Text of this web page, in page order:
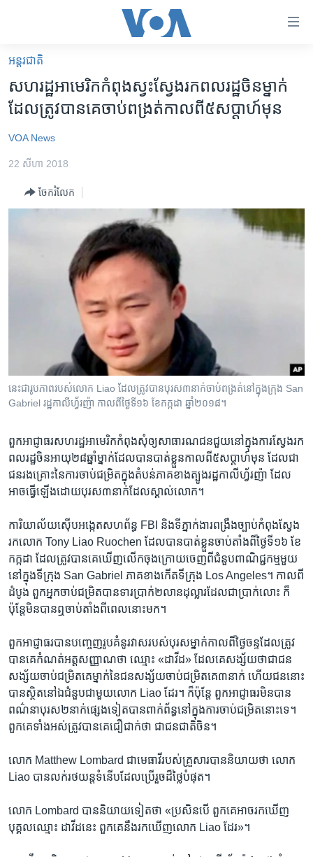
គេហទំព័រ​
ទាក់ទង
រំលង​
និង​
ទំព័រ​
ទៅ​
ស្វែង​
អន្តរជាតិ
កម្ពុជាច្នៃប្រតិដ្ឋ
ទូរទស្សន៍ / វីដេអូ​
វិទ្យុ / ផតខាសថ៍
Khmer English
បណ្តាញ​សង្គម
ភាសា
អន្តរជាតិ
សហរដ្ឋ​អាមេរិក​កំពុង​ស្វះស្វែង​រក​ពលរដ្ឋ​ចិន​ម្នាក់​
ដែល​ត្រូវ​បាន​គេ​ចាប់​ពង្រត់​កាល​​ពី​៥សប្តាហ៍​មុន
VOA News
22 សីហា 2018
ចែករំលែក
នេះ​ជា​រូបភាព​របស់​លោក Liao ដែល​ត្រូវ​បាន​បុរស​៣នាក់​ចាប់​ពង្រត់​នៅ​ក្នុង​ក្រុង San
Gabriel រដ្ឋ​កាលីហ្វ័រញ៉ា​ កាលពី​ថ្ងៃទី១៦ ខែកក្កដា ឆ្នាំ២០១៨។
ពួក​អាជ្ញា​ធរ​សហរដ្ឋ​អាមេរិក​កំពុង​សុំ​ឲ្យ​សាធារណ​ជន​ជួយ​នៅ​ក្នុង​ការស្វែងរក​
ពលរដ្ឋ​ចិន​អាយុ​២៨​ឆ្នាំ​ម្នាក់​ដែល​បាន​បាត់​ខ្លួន​កាល​ពី​៥​សប្តាហ៍​មុន ​ដែល​ជា​
ជន​រងគ្រោះ​នៃ​ការ​ចាប់​ជម្រិត​ក្នុង​តំបន់​ភាគ​ខាង​ត្បូង​រដ្ឋ​កាលីហ្វ័រញ៉ា ​ដែល​
អាច​ធ្វើ​ឡើង​ដោយ​បុរស​៣​នាក់​ដែល​ស្គាល់លោក។
​ការិយាល័យ​ស៊ើប​អង្កេត​សហព័ន្ធ FBI ​និង​ទីភ្នាក់​ងារ​ពង្រឹង​ច្បាប់​កំពុង​ស្វែង​
រក​លោក Tony Liao Ruochen ដែល​បានបាត់​ខ្លួន​ចាប់​តាំង​ពី​ថ្ងៃ​ទី១៦ ​ខែ​
កក្កដា ​ដែល​ត្រូវ​បាន​គេ​ឃើញ​លើក​ចុងក្រោយចេញ​ពី​ជំនួប​ពាណិជ្ជកម្ម​មួយ​
នៅ​ក្នុង​ទីក្រុង San Gabriel ​ភាគ​ខាងកើត​ទីក្រុង Los Angeles។ កាល​ពី​
ដំបូង ​ពួក​អ្នក​ចាប់​ជម្រិត​បាន​ទារ​ប្រាក់​២លាន​ដុល្លារដែល​ជាប្រាក់​លោះ ​ក៏
ប៉ុន្តែមិន​បាន​ឮ​ចាប់​តាំង​ពី​ពេល​នោះ​មក។
ពួក​អាជ្ញា​ធរ​បាន​បញ្ចេញ​រូប​គំនូរ​វាស​របស់​បុរស​ម្នាក់​កាល​ពី​ថ្ងៃ​ចន្ទ​ដែល​ត្រូវ​
បាន​គេ​កំណត់​អត្តសញ្ញាណ​ថា ឈ្មោះ «ដាវីដ» ​ដែលគេ​សង្ស័យ​ថា​ជា​ជន​
សង្ស័យចាប់​ជម្រិត​គេ​ម្នាក់​នៃ​ជនសង្ស័យ​ចាប់​ជម្រិត​គេ​៣​នាក់ ​ហើយ​ជន​នោះ​
បាន​ស្ថិត​នៅឯជំនួប​ជាមួយ​លោក​ Liao ដែរ។ ​ក៏ប៉ុន្តែ ​ពួក​អាជ្ញាធរ​មិនបាន​
ពណ៌នា​បុរស​២​នាក់​ផ្សេងទៀត​បាន​ពាក់​ព័ន្ធ​នៅ​ក្នុង​ការ​ចាប់​ជម្រិតនោះ​ទេ។ ​
ពួកគេ​ទាំងអស់​ត្រូវ​បាន​គេ​ជឿ​ជាក់​ថា ​ជា​ជន​ជាតិ​ចិន។
លោក Matthew Lombard ជា​មេធាវី​របស់​គ្រួសារ​បាន​និយាយ​ថា លោក
Liao បាន​លក់​រថយន្ត​ទំនើប​ដែល​ប្រើ​រួច​ដ៏ថ្លៃ​បំផុត។​
លោក Lombard បាន​និយាយ​ទៀត​ថា «ប្រសិនបើ ​ពួកគេ​អាច​រក​ឃើញ​
បុគ្គល​ឈ្មោះ​ ដាវីដ​នេះ ​ពួកគេ​នឹង​រក​ឃើញលោក Liao​ ដែរ»។